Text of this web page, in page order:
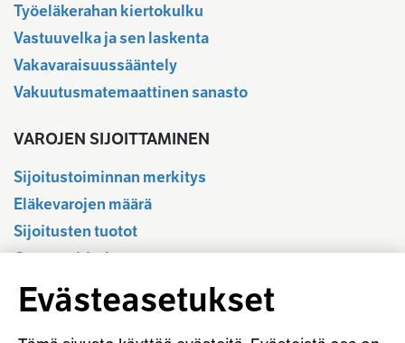
Työeläkerahan kiertokulku
Vastuuvelka ja sen laskenta
Vakavaraisuussääntely
Vakuutusmatemaattinen sanasto
VAROJEN SIJOITTAMINEN
Sijoitustoiminnan merkitys
Eläkevarojen määrä
Sijoitusten tuotot
Osavuositiedot
Tilastotietokanta
Sijoitustoiminnan sääntely
Evästeasetukset